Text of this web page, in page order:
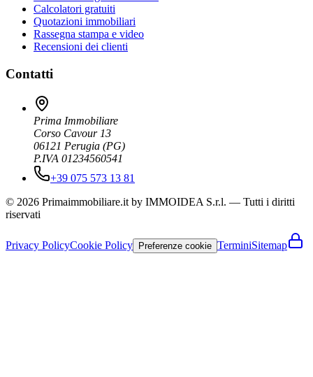
Calcolatori gratuiti
Quotazioni immobiliari
Rassegna stampa e video
Recensioni dei clienti
Contatti
Prima Immobiliare
Corso Cavour 13
06121 Perugia (PG)
P.IVA 01234560541
+39 075 573 13 81
© 2026 Primaimmobiliare.it by IMMOIDEA S.r.l. — Tutti i diritti
riservati
Privacy PolicyCookie Policy Preferenze cookie TerminiSitemap